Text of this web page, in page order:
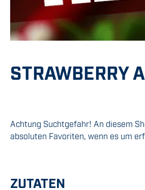
STRAWBERRY
Achtung Suchtgefahr! An diesem
absoluten Favoriten, wenn es um
ZUTATEN